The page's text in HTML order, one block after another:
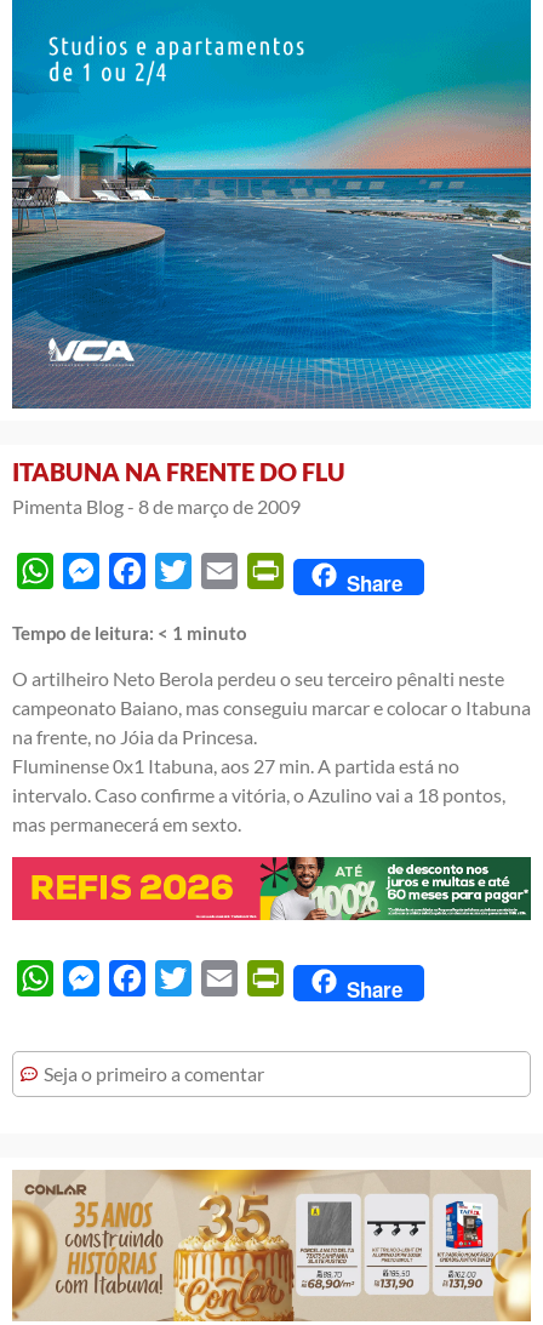
ITABUNA NA FRENTE DO FLU
Pimenta Blog - 8 de março de 2009
WhatsAppMessengerFacebook
Twitter Email PrintFriendly
Share
Tempo de leitura: < 1 minuto
O artilheiro Neto Berola perdeu o seu terceiro pênalti neste
campeonato Baiano, mas conseguiu marcar e colocar o Itabuna
na frente, no Jóia da Princesa.
Fluminense 0x1 Itabuna, aos 27 min. A partida está no
intervalo. Caso confirme a vitória, o Azulino vai a 18 pontos,
mas permanecerá em sexto.
WhatsAppMessengerFacebook
Twitter Email PrintFriendly
Share
Seja o primeiro a comentar